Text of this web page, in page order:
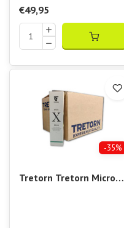
€49,95
-35%
Tretorn Tretorn Micro X